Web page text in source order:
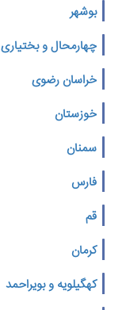
بوشهر
چهارمحال و بختیاری
خراسان رضوی
خوزستان
سمنان
فارس
قم
کرمان
کهگیلویه و بویراحمد